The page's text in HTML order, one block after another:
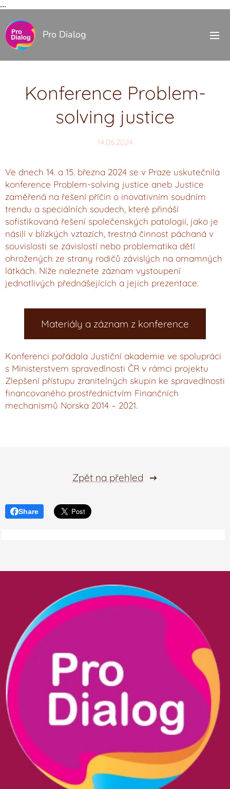
...
Pro Dialog
Konference Problem-
solving justice
14.06.2024
Ve dnech 14. a 15. března 2024 se v Praze uskutečnila
konference Problem-solving justice aneb Justice
zaměřená na řešení příčin o inovativním soudním
trendu a speciálních soudech, které přináší
sofistikovaná řešení společenských patologií, jako je
násilí v blízkých vztazích, trestná činnost páchaná v
souvislosti se závislostí nebo problematika dětí
ohrožených ze strany rodičů závislých na omamných
látkách. Níže naleznete záznam vystoupení
jednotlivých přednášejících a jejich prezentace.
Materiály a záznam z konference
Konferenci pořádala Justiční akademie ve spolupráci
s Ministerstvem spravedlnosti ČR v rámci projektu
Zlepšení přístupu zranitelných skupin ke spravedlnosti
financovaného prostřednictvím Finančních
mechanismů Norska 2014 – 2021.
Zpět na přehled
Share